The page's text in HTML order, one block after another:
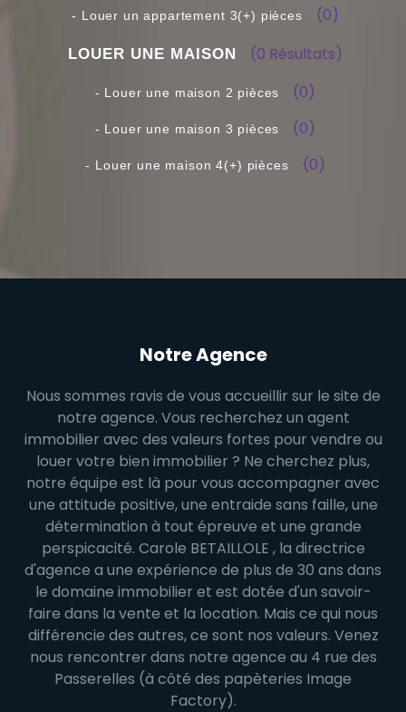
(0)
(0 Résultats)
(0)
(0)
(0)
Notre Agence
Nous sommes ravis de vous accueillir sur le site de
notre agence. Vous recherchez un agent
immobilier avec des valeurs fortes pour vendre ou
louer votre bien immobilier ? Ne cherchez plus,
notre équipe est là pour vous accompagner avec
une attitude positive, une entraide sans faille, une
détermination à tout épreuve et une grande
perspicacité. Carole BETAILLOLE , la directrice
d'agence a une expérience de plus de 30 ans dans
le domaine immobilier et est dotée d'un savoir-
faire dans la vente et la location. Mais ce qui nous
différencie des autres, ce sont nos valeurs. Venez
nous rencontrer dans notre agence au 4 rue des
Passerelles (à côté des papèteries Image
Factory).